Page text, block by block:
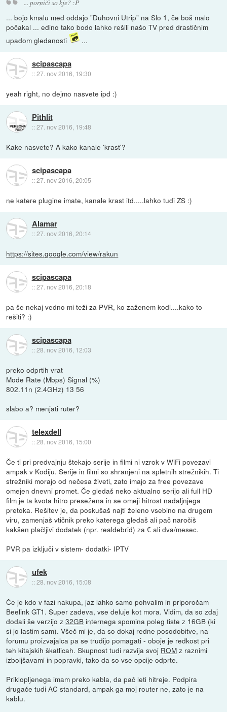
... porniči so kje? :P
... bojo kmalu med oddajo "Duhovni Utrip" na Slo 1, če boš malo
počakal ... edino tako bodo lahko rešili našo TV pred drastičnim
upadom gledanosti
...
scipascapa
::27. nov 2016, 19:30
yeah right, no dejmo nasvete ipd :)
Pithlit
::27. nov 2016, 19:48
Kake nasvete? A kako kanale 'krast'?
scipascapa
::27. nov 2016, 20:05
ne katere plugine imate, kanale krast itd.....lahko tudi ZS :)
Alamar
::27. nov 2016, 20:14
https://sites.google.com/view/rakun
scipascapa
::27. nov 2016, 20:18
pa še nekaj vedno mi teži za PVR, ko zaženem kodi....kako to
rešiti? :)
scipascapa
::28. nov 2016, 12:03
preko odprtih vrat
Mode Rate (Mbps) Signal (%)
802.11n (2.4GHz) 13 56
slabo a? menjati ruter?
telexdell
::28. nov 2016, 15:00
Če ti pri predvajnju štekajo serije in filmi ni vzrok v WiFi povezavi
ampak v Kodiju. Serije in filmi so shranjeni na spletnih strežnikih. Ti
strežniki morajo od nečesa živeti, zato imajo za free povezave
omejen dnevni promet. Če gledaš neko aktualno serijo ali full HD
film je ta kvota hitro presežena in se omeji hitrost nadaljnjega
pretoka. Rešitev je, da poskušaš najti želeno vsebino na drugem
viru, zamenjaš vtičnik preko katerega gledaš ali pač naročiš
kakšen plačljivi dodatek (npr. realdebrid) za € ali dva/mesec.
PVR pa izključi v sistem- dodatki- IPTV
ufek
::28. nov 2016, 15:08
Če je kdo v fazi nakupa, jaz lahko samo pohvalim in priporočam
Beelink GT1. Super zadeva, vse deluje kot mora. Vidim, da so zdaj
dodali še verzijo z32GB internega spomina poleg tiste z 16GB (ki
si jo lastim sam). Všeč mi je, da so dokaj redne posodobitve, na
forumu proizvajalca pa se trudijo pomagati - oboje je redkost pri
teh kitajskih škatlicah. Skupnost tudi razvija svoj ROM z raznimi
izboljšavami in popravki, tako da so vse opcije odprte.
Priklopljenega imam preko kabla, da pač leti hitreje. Podpira
drugače tudi AC standard, ampak ga moj router ne, zato je na
kablu.